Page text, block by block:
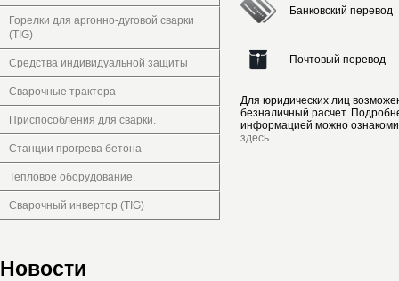
Горелки для аргонно-дуговой сварки
(TIG)
Средства индивидуальной защиты
Сварочные трактора
Приспособления для сварки.
Станции прогрева бетона
Тепловое оборудование.
Сварочный инвертор (TIG)
Новости
Банковский перевод
Почтовый перевод
Для юридических лиц
безналичный расчет.
информацией можно
здесь.